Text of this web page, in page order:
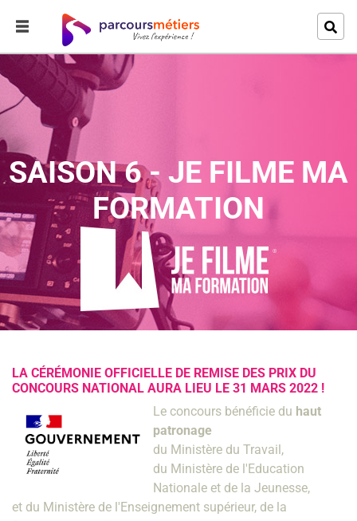
SAISON 6 - JE FILME MA
FORMATION
LA CÉRÉMONIE OFFICIELLE DE REMISE DES PRIX DU
CONCOURS NATIONAL AURA LIEU LE 31 MARS 2022 !
Le concours bénéficie du haut
patronage
du Ministère du Travail,
du Ministère de l'Education
Nationale et de la Jeunesse,
et du Ministère de l'Enseignement supérieur, de la